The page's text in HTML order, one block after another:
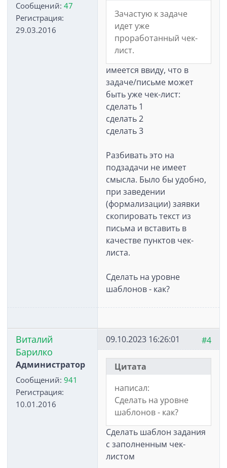
Сообщений: 47
Регистрация:
29.03.2016
Зачастую к задаче
идет уже
проработанный чек-
лист.
имеется ввиду, что в
задаче/письме может
быть уже чек-лист:
сделать 1
сделать 2
сделать 3
Разбивать это на
подзадачи не имеет
смысла. Было бы удобно,
при заведении
(формализации) заявки
скопировать текст из
письма и вставить в
качестве пунктов чек-
листа.
Сделать на уровне
шаблонов - как?
Виталий
Барилко
Администратор
Сообщений: 941
Регистрация:
10.01.2016
#4
09.10.2023 16:26:01
Цитата
написал:
Сделать на уровне
шаблонов - как?
Сделать шаблон задания
с заполненным чек-
листом